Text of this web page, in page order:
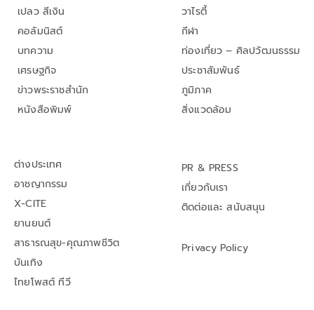
เปลว สีเงิน
คอลัมนิสต์
บทความ
เศรษฐกิจ
ข่าวพระราชสำนัก
หนังสือพิมพ์
วาไรตี้
กีฬา
ท่องเที่ยว – ศิลปวัฒนธรรม
ประชาสัมพันธ์
ภูมิภาค
สิ่งแวดล้อม
ต่างประเทศ
อาชญากรรม
X-CITE
ยานยนต์
สาธารณสุข-คุณภาพชีวิต
บันเทิง
ไทยโพสต์ ทีวี
PR & PRESS
เกี่ยวกับเรา
ติดต่อและ สนับสนุน
Privacy Policy